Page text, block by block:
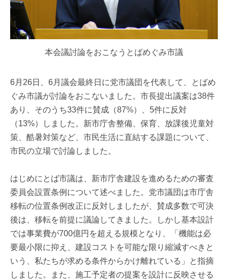
本会議討論をおこなうとばめぐみ市議
6月26日、6月議会最終日に党市議団を代表して、とばめ
ぐみ市議が討論をおこないました。市長提出議案は38件
あり、そのうち33件に賛成（87%）、5件に反対
（13%）しました。新市庁舎整備、保育、放課後児童対
策、酷暑対策など、市民生活に直結する課題について、
市民の立場で討論しました。
はじめにとば市議は、新市庁舎建設を進めるための審査
委員会設置条例について述べました。党市議団は市庁舎
移転の位置条例改正に反対しましたが、賛成多数で可決
後は、移転を前提に議論してきました。しかし基本設計
では事業費が700億円を超える規模となり、「機能は必
要最小限に抑え、建設コストを可能な限り縮減すべきと
いう、私たちが求める条件からかけ離れている」と指摘
しました。また、施工予定者の提案を設計に反映させる